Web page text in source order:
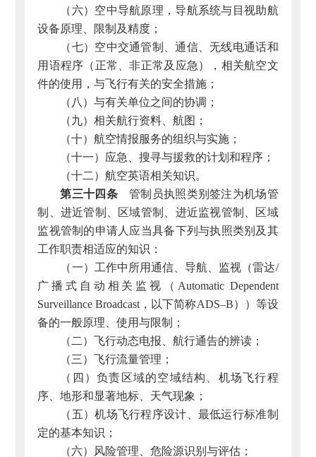
（六）空中导航原理，导航系统与目视助航
设备原理、限制及精度；
（七）空中交通管制、通信、无线电通话和
用语程序（正常、非正常及应急），相关航空文
件的使用，与飞行有关的安全措施；
（八）与有关单位之间的协调；
（九）相关航行资料、航图；
（十）航空情报服务的组织与实施；
（十一）应急、搜寻与援救的计划和程序；
（十二）航空英语相关知识。
第三十四条管制员执照类别签注为机场管
制、进近管制、区域管制、进近监视管制、区域
监视管制的申请人应当具备下列与执照类别及其
工作职责相适应的知识：
（一）工作中所用通信、导航、监视（雷达/
广播式自动相关监视（Automatic Dependent
Surveillance Broadcast，以下简称ADS–B））等设
备的一般原理、使用与限制；
（二）飞行动态电报、航行通告的辨读；
（三）飞行流量管理；
（四）负责区域的空域结构、机场飞行程
序、地形和显著地标、天气现象；
（五）机场飞行程序设计、最低运行标准制
定的基本知识；
（六）风险管理、危险源识别与评估；